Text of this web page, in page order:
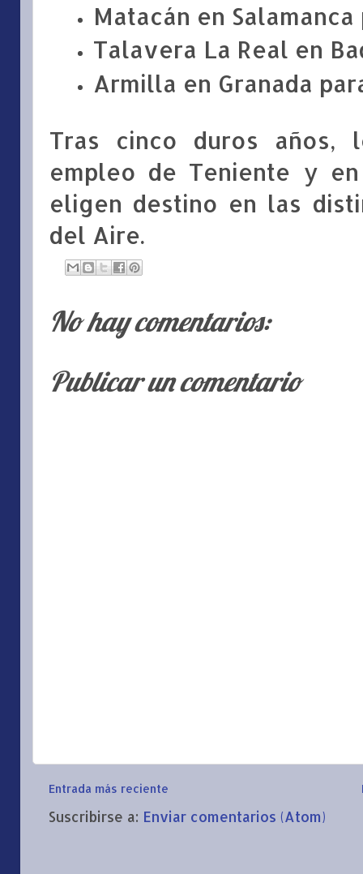
Matacán en
Talavera La Real en
Armilla en Granada
Tras cinco duros años,
empleo de Teniente y
eligen destino en las
del Aire.
No hay comentarios:
Publicar un comentario
Entrada más reciente
Suscribirse a: Enviar comentarios (Atom)